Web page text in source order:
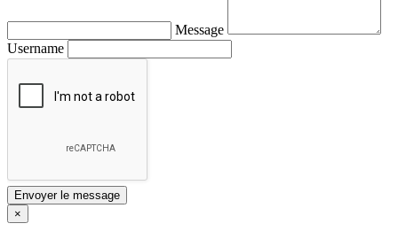
Message
Username
×